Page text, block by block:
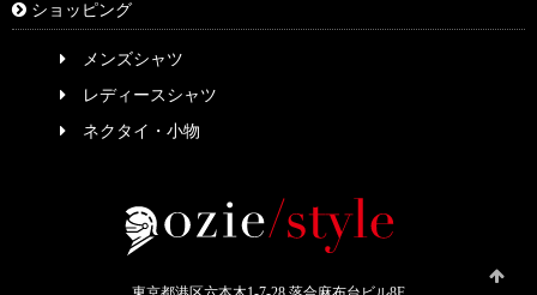
ショッピング
メンズシャツ
レディースシャツ
ネクタイ・小物